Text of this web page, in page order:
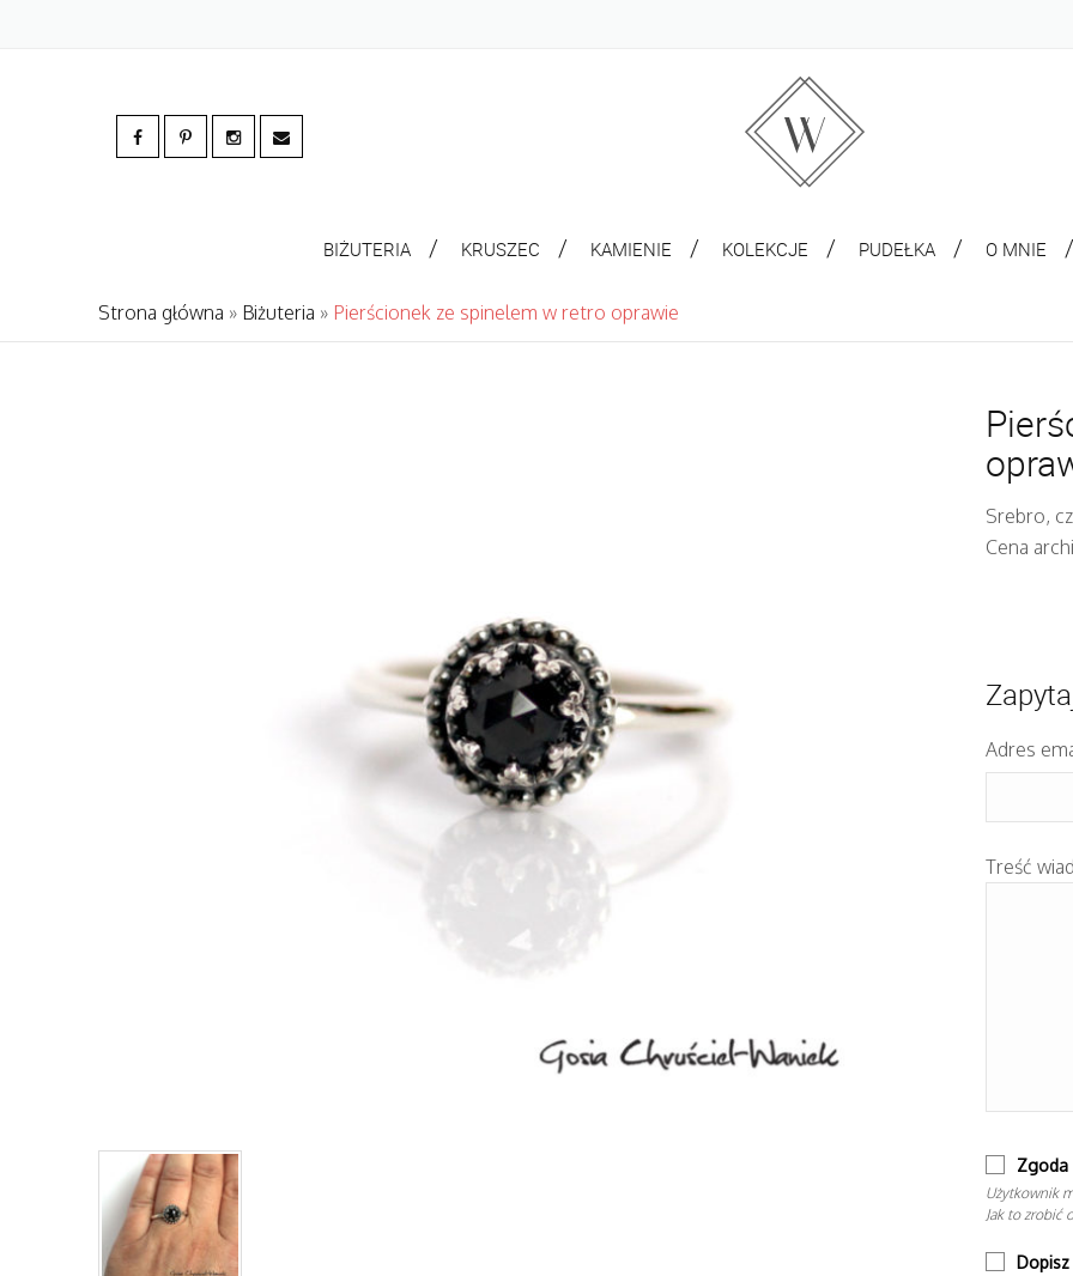
BIŻUTERIA KRUSZEC KAMIENIE KOLEKCJE PUDEŁKA O MNIE
Strona główna » Biżuteria » Pierścionek ze spinelem w retro oprawie
Srebro,
Cena
Adres
Treść
Zgoda
Użytkownik
Jak to zrobić